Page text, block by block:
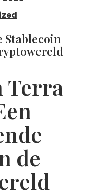
Stablecoin
Terra
de